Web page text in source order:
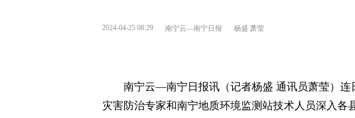
2024-04-25 08:29 南宁云—南宁日报 杨盛 萧莹
南宁云—南宁日报讯（记者杨盛 通讯员萧莹）连
灾害防治专家和南宁地质环境监测站技术人员深入各